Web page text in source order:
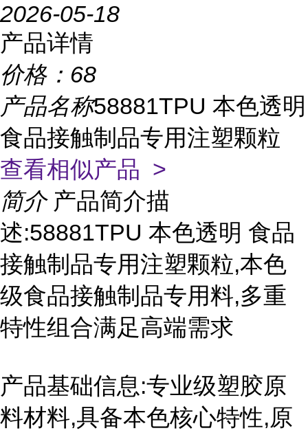
2026-05-18
产品详情
价格： 68
产品名称58881TPU 本色透明
食品接触制品专用注塑颗粒
查看相似产品 >
简介 产品简介描
述:58881TPU 本色透明 食品
接触制品专用注塑颗粒,本色
级食品接触制品专用料,多重
特性组合满足高端需求
产品基础信息:专业级塑胶原
料材料,具备本色核心特性,原